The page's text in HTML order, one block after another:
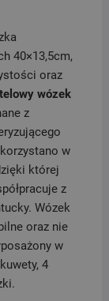
40×13,5cm,
oraz
wózek
z
w
której
z
Wózek
oraz nie
w
4